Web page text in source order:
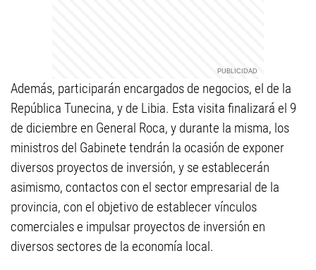
Además, participarán encargados de negocios, el de la
República Tunecina, y de Libia. Esta visita finalizará el 9
de diciembre en General Roca, y durante la misma, los
ministros del Gabinete tendrán la ocasión de exponer
diversos proyectos de inversión, y se establecerán
asimismo, contactos con el sector empresarial de la
provincia, con el objetivo de establecer vínculos
comerciales e impulsar proyectos de inversión en
diversos sectores de la economía local.